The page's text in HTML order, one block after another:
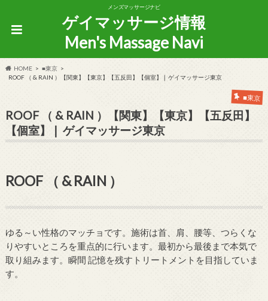
メンズマッサージナビ
ゲイマッサージ情報
Men's Massage Navi
HOME
■東京
ROOF （ & RAIN ）【関東】【東京】【五反田】【個室】❘ ゲイマッサージ東京
■東京
ROOF （ & RAIN ）【関東】【東京】【五反田】
【個室】❘ ゲイマッサージ東京
ROOF （ & RAIN ）
ゆる～い性格のマッチョです。施術は首、肩、腰等、つらくな
りやすいところを重点的に行います。最初から最後まで本気で
取り組みます。瞬間 記憶を残すトリートメントを目指していま
す。